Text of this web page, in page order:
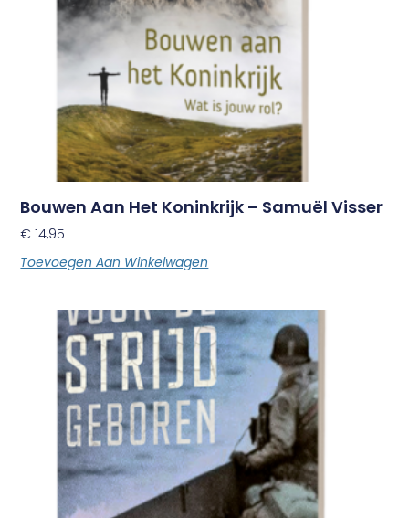
Bouwen Aan Het Koninkrijk – Samuël Visser
€ 14,95
Toevoegen Aan Winkelwagen